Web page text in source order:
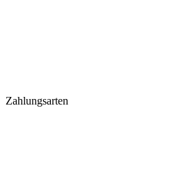
Zahlungsarten